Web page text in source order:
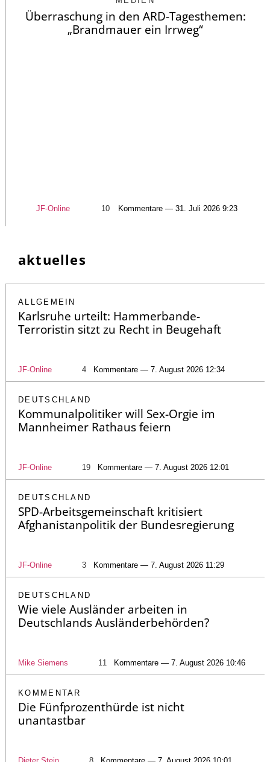
Überraschung in den ARD-Tagesthemen:
„Brandmauer ein Irrweg“
JF-Online 10 Kommentare — 31. Juli 2026 9:23
aktuelles
ALLGEMEIN
Karlsruhe urteilt: Hammerbande-
Terroristin sitzt zu Recht in Beugehaft
JF-Online 4 Kommentare — 7. August 2026 12:34
DEUTSCHLAND
Kommunalpolitiker will Sex-Orgie im
Mannheimer Rathaus feiern
JF-Online 19 Kommentare — 7. August 2026 12:01
DEUTSCHLAND
SPD-Arbeitsgemeinschaft kritisiert
Afghanistanpolitik der Bundesregierung
JF-Online 3 Kommentare — 7. August 2026 11:29
DEUTSCHLAND
Wie viele Ausländer arbeiten in
Deutschlands Ausländerbehörden?
Mike Siemens 11 Kommentare — 7. August 2026 10:46
KOMMENTAR
Die Fünfprozenthürde ist nicht
unantastbar